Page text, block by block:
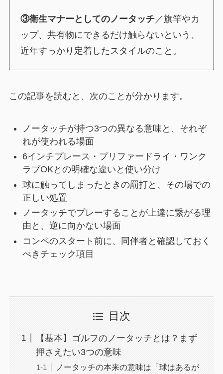
③衛生マナーとしてのノータッチ ／旗竿やカ
ップ、共有物にできるだけ触らないという、
近年すっかり定着したスタイルのこと。
この記事を読むと、次のことが分かります。
ノータッチが持つ3つの異なる意味と、それぞ
れが使われる場面
6インチプレース・プリファードライ・ワンク
ラブOKとの明確な違いと使い分け
球に触ってしまったときの罰打と、その場での
正しい処置
ノータッチでプレーすることが上達に繋がる理
由と、逆に向かない場面
コンペのスタート前に、同伴者と確認しておく
べきチェック項目
目次
【基本】ゴルフのノータッチとは？まず
押さえたい3つの意味
ノータッチの本来の意味は「球はあるが